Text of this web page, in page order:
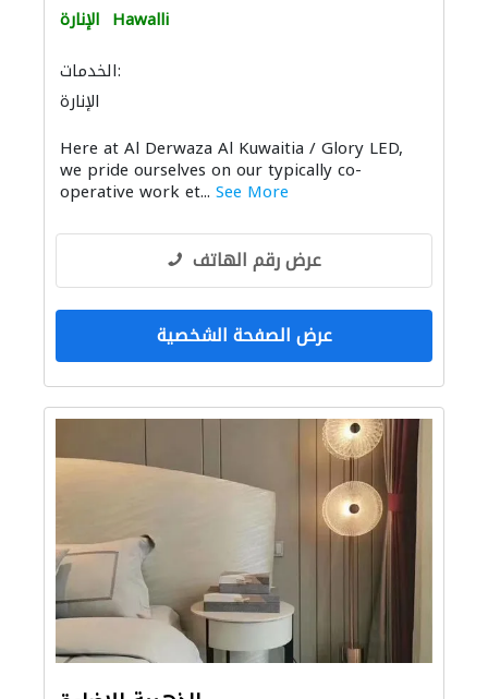
الإنارة Hawalli
الخدمات:
الإنارة
Here at Al Derwaza Al Kuwaitia / Glory LED,
we pride ourselves on our typically co-
operative work et... See More
عرض رقم الهاتف
عرض الصفحة الشخصية